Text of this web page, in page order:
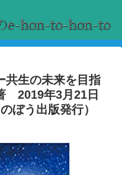
生の未来を目指
2019年3月21日
ぼう出版発行）